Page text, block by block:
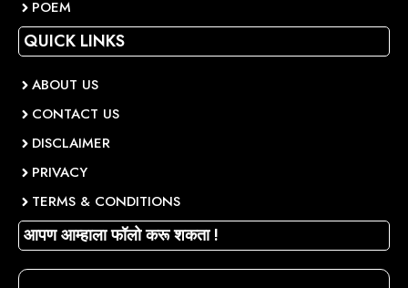
POEM
QUICK LINKS
ABOUT US
CONTACT US
DISCLAIMER
PRIVACY
TERMS & CONDITIONS
आपण आम्हाला फॉलो करू शकता !